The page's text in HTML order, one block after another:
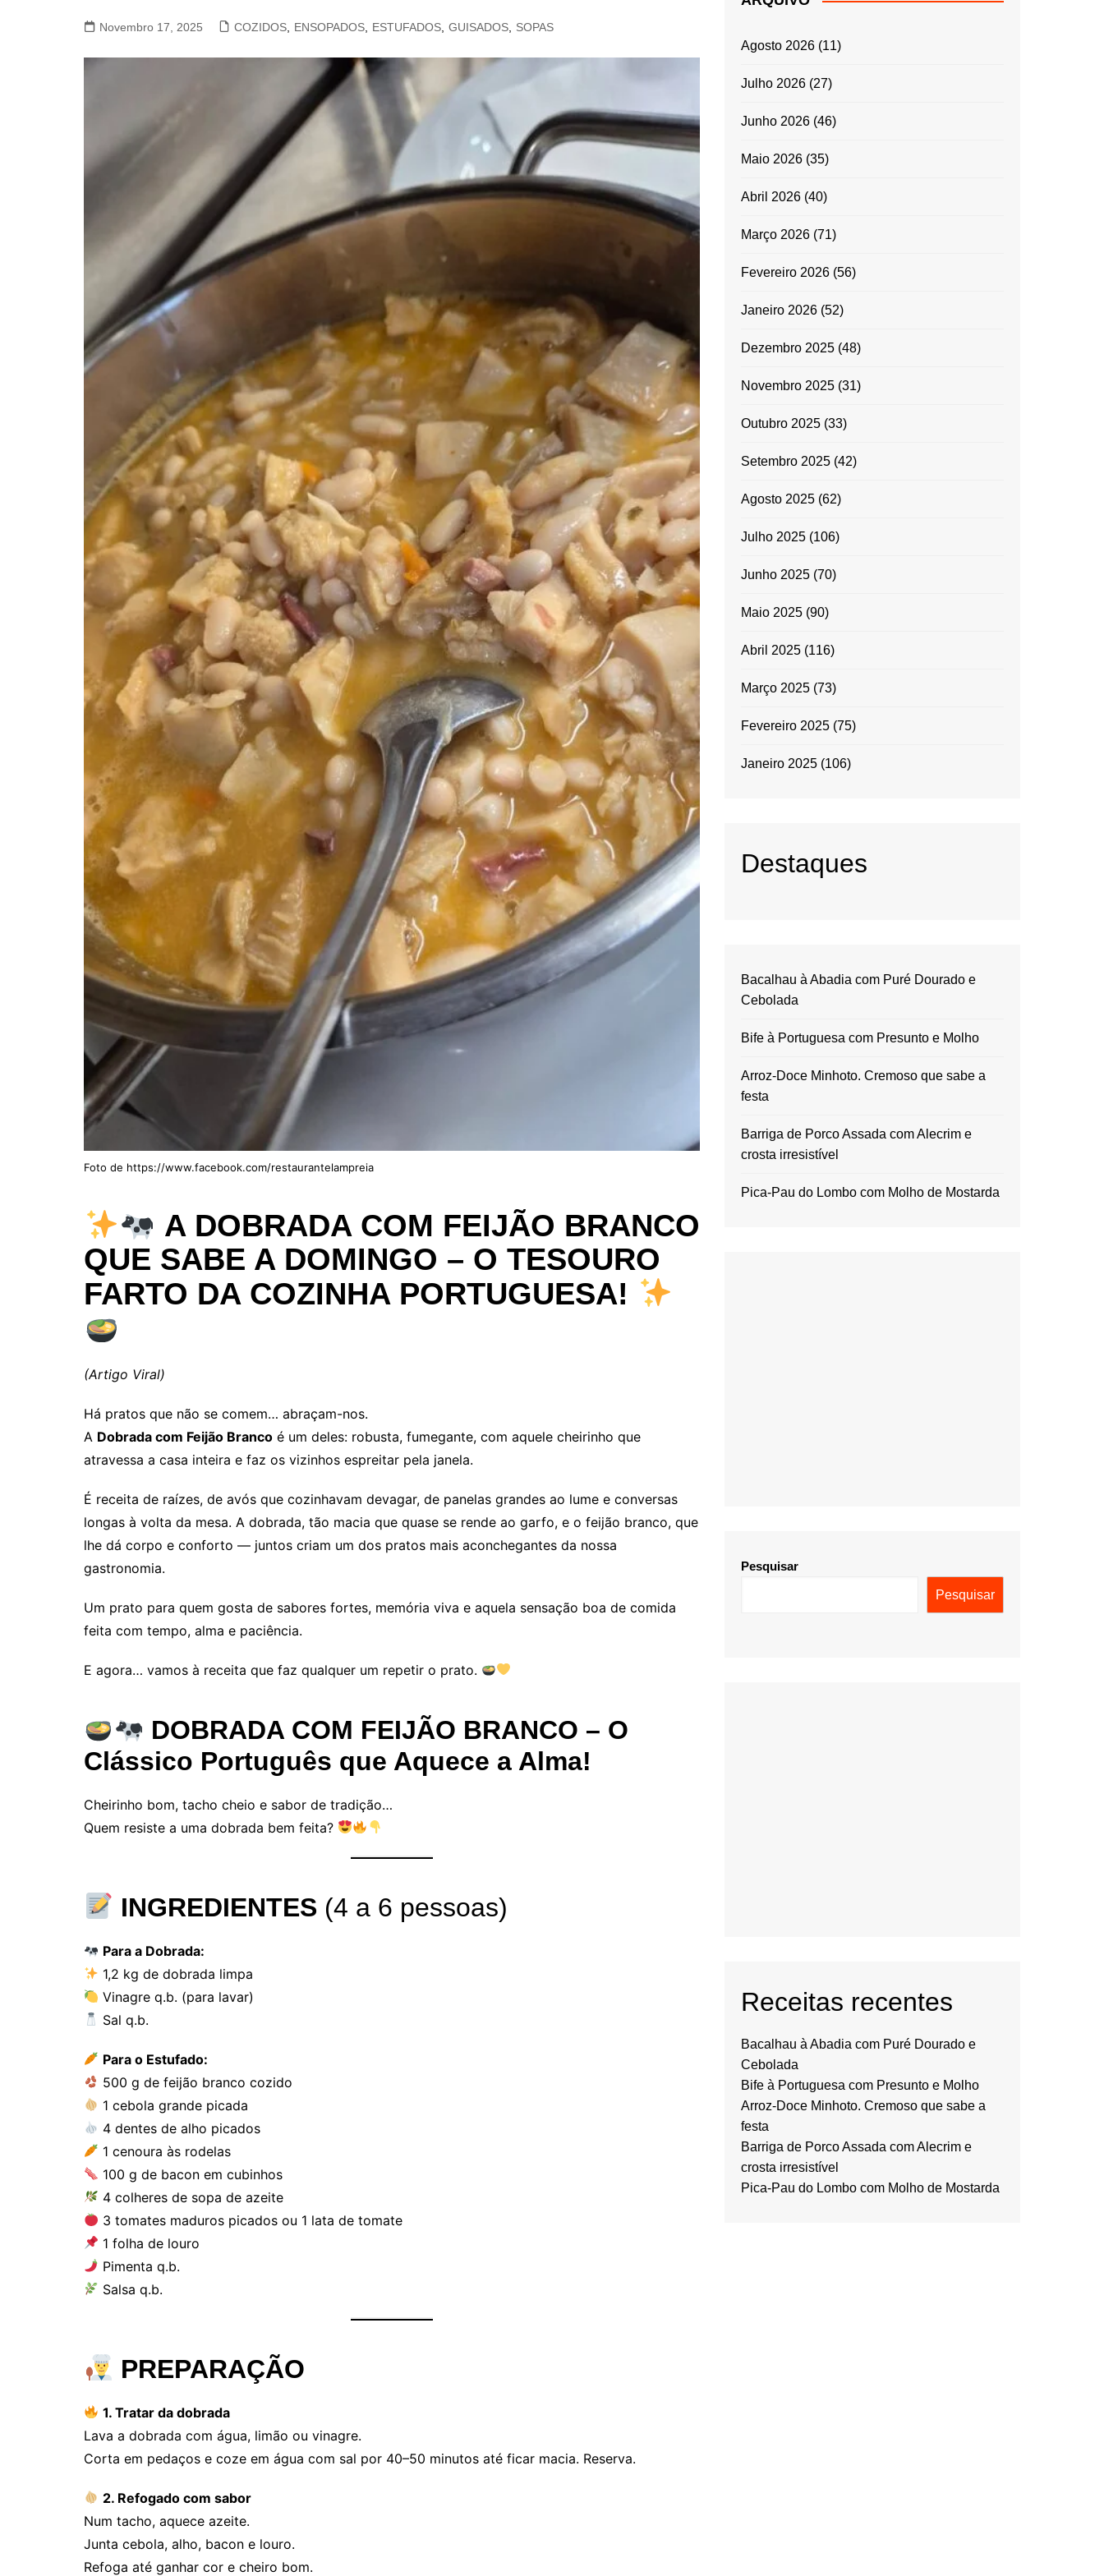
VACA, VITELA, NOVILHO
TARTES E TORTAS
DOCES
ENTRADAS E
GRATINADOS
MASSAS
TEMPEROS
MICRO-ONDAS
PORTUGUESA
Novembro 17, 2025 COZIDOS, ENSOPADOS, ESTUFADOS, GUISADOS, SOPAS
Foto de https://www.facebook.com/restaurantelampreia
A DOBRADA COM FEIJÃO BRANCO
QUE SABE A DOMINGO – O TESOURO
FARTO DA COZINHA PORTUGUESA!
(Artigo Viral)
Há pratos que não se comem… abraçam-nos.
A Dobrada com Feijão Branco é um deles: robusta, fumegante, com aquele cheirinho que
atravessa a casa inteira e faz os vizinhos espreitar pela janela.
É receita de raízes, de avós que cozinhavam devagar, de panelas grandes ao lume e conversas
longas à volta da mesa. A dobrada, tão macia que quase se rende ao garfo, e o feijão branco, que
lhe dá corpo e conforto — juntos criam um dos pratos mais aconchegantes da nossa
gastronomia.
Um prato para quem gosta de sabores fortes, memória viva e aquela sensação boa de comida
feita com tempo, alma e paciência.
E agora… vamos à receita que faz qualquer um repetir o prato.
DOBRADA COM FEIJÃO BRANCO – O
Clássico Português que Aquece a Alma!
Cheirinho bom, tacho cheio e sabor de tradição…
Quem resiste a uma dobrada bem feita?
INGREDIENTES (4 a 6 pessoas)
Para a Dobrada:
1,2 kg de dobrada limpa
Vinagre q.b. (para lavar)
Sal q.b.
Para o Estufado:
500 g de feijão branco cozido
1 cebola grande picada
4 dentes de alho picados
1 cenoura às rodelas
100 g de bacon em cubinhos
4 colheres de sopa de azeite
3 tomates maduros picados ou 1 lata de tomate
1 folha de louro
Pimenta q.b.
Salsa q.b.
PREPARAÇÃO
1. Tratar da dobrada
Lava a dobrada com água, limão ou vinagre.
Corta em pedaços e coze em água com sal por 40–50 minutos até ficar macia. Reserva.
2. Refogado com sabor
Num tacho, aquece azeite.
Junta cebola, alho, bacon e louro.
Refoga até ganhar cor e cheiro bom.
Agosto 2026 (11)
Julho 2026 (27)
Junho 2026 (46)
Maio 2026 (35)
Abril 2026 (40)
Março 2026 (71)
Fevereiro 2026 (56)
Janeiro 2026 (52)
Dezembro 2025 (48)
Novembro 2025 (31)
Outubro 2025 (33)
Setembro 2025 (42)
Agosto 2025 (62)
Julho 2025 (106)
Junho 2025 (70)
Maio 2025 (90)
Abril 2025 (116)
Março 2025 (73)
Fevereiro 2025 (75)
Janeiro 2025 (106)
Destaques
Bacalhau à Abadia com Puré Dourado e
Cebolada
Bife à Portuguesa com Presunto e Molho
Arroz-Doce Minhoto. Cremoso que sabe a
festa
Barriga de Porco Assada com Alecrim e
crosta irresistível
Pica-Pau do Lombo com Molho de Mostarda
Pesquisar
Pesquisar
Receitas recentes
Bacalhau à Abadia com Puré Dourado e
Cebolada
Bife à Portuguesa com Presunto e Molho
Arroz-Doce Minhoto. Cremoso que sabe a
festa
Barriga de Porco Assada com Alecrim e
crosta irresistível
Pica-Pau do Lombo com Molho de Mostarda